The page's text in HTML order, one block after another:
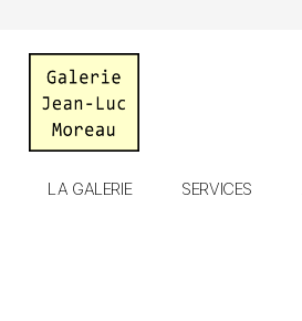
Galerie
Jean-
LA GALERIE SERVICES